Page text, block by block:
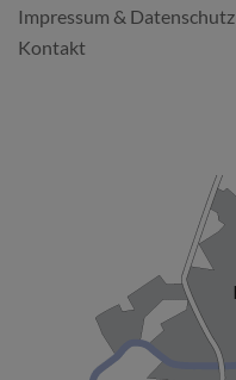
Impressum & Datenschutz
Kontakt